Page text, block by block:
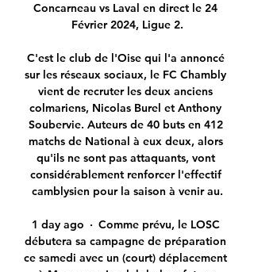
Concarneau vs Laval en direct le 24
Février 2024, Ligue 2.
C'est le club de l'Oise qui l'a annoncé
sur les réseaux sociaux, le FC Chambly
vient de recruter les deux anciens
colmariens, Nicolas Burel et Anthony
Soubervie. Auteurs de 40 buts en 412
matchs de National à eux deux, alors
qu'ils ne sont pas attaquants, vont
considérablement renforcer l'effectif
camblysien pour la saison à venir au.
1 day ago · Comme prévu, le LOSC
débutera sa campagne de préparation
ce samedi avec un (court) déplacement